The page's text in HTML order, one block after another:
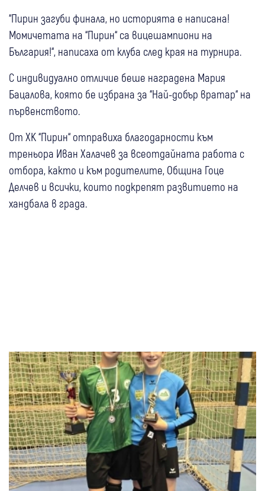
“Пирин загуби финала, но историята е написана!
Момичетата на “Пирин“ са вицешампиони на
България!“, написаха от клуба след края на турнира.
С индивидуално отличие беше наградена Мария
Бацалова, която бе избрана за “Най-добър вратар“ на
първенството.
От ХК “Пирин“ отправиха благодарности към
треньора Иван Халачев за всеотдайната работа с
отбора, както и към родителите, Община Гоце
Делчев и всички, които подкрепят развитието на
хандбала в града.